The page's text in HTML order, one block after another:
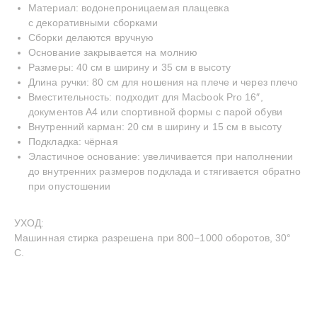
Материал: водонепроницаемая плащевка
с декоративными сборками
Сборки делаются вручную
Основание закрывается на молнию
Размеры: 40 см в ширину и 35 см в высоту
Длина ручки: 80 см для ношения на плече и через плечо
Вместительность: подходит для Macbook Pro 16″,
документов А4 или спортивной формы с парой обуви
Внутренний карман: 20 см в ширину и 15 см в высоту
Подкладка: чёрная
Эластичное основание: увеличивается при наполнении
до внутренних размеров подклада и стягивается обратно
при опустошении
УХОД:
Машинная стирка разрешена при 800−1000 оборотов, 30°
С.
СПРОЕКТИРОВАНО
NON-OBJECTIVE
© BECENTAUREA